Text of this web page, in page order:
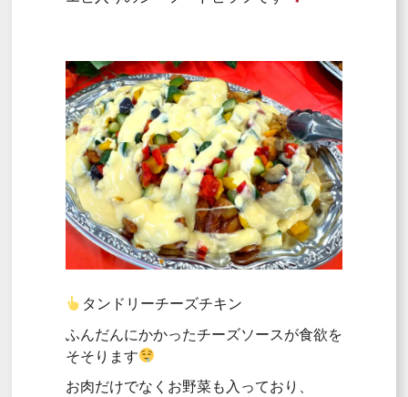
タンドリーチーズチキン
ふんだんにかかったチーズソースが食欲を
そそります
お肉だけでなくお野菜も入っており、